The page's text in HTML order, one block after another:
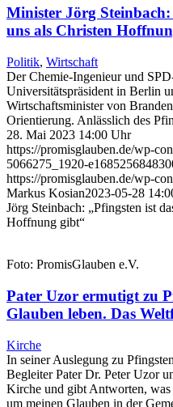
Minister Jörg Steinbach:
uns als Christen
Politik, Wirtschaft
Der Chemie-Ingenieur und
Universitätspräsident in Berlin
Wirtschaftsminister von
Orientierung. Anlässlich des
28. Mai 2023 14:00 Uhr
https://promisglauben.de/wp-
5066275_1920-
https://promisglauben.de/wp-
Markus Kosian2023-05-28
Jörg Steinbach: „Pfingsten ist
Hoffnung gibt“
Foto: PromisGlauben e.V.
Pater Uzor ermutigt zu
Glauben leben. Das
Kirche
In seiner Auslegung zu
Begleiter Pater Dr. Peter Uzor
Kirche und gibt Antworten,
um meinen Glauben in der